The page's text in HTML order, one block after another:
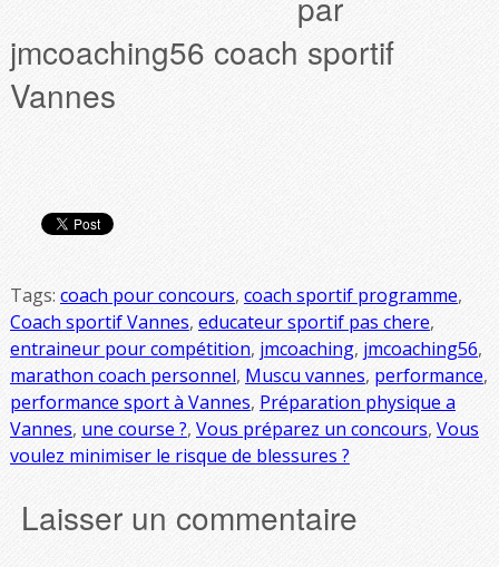
jmcoaching56 coach sportif
Vannes
Tags: coach pour concours, coach sportif programme,
Coach sportif Vannes, educateur sportif pas chere,
entraineur pour compétition, jmcoaching, jmcoaching56,
marathon coach personnel, Muscu vannes, performance,
performance sport à Vannes, Préparation physique a
Vannes, une course ?, Vous préparez un concours, Vous
voulez minimiser le risque de blessures ?
Laisser un commentaire